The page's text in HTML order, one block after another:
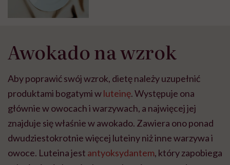
Awokado na wzrok
Aby poprawić swój wzrok, dietę należy uzupełnić
produktami bogatymi wluteinę. Występuje ona
głównie w owocach i warzywach, a najwięcej jej
znajduje się właśnie w awokado. Zawiera ono ponad
dwudziestokrotnie więcej luteiny niż inne warzywa i
owoce. Luteina jest antyoksydantem, który zapobiega